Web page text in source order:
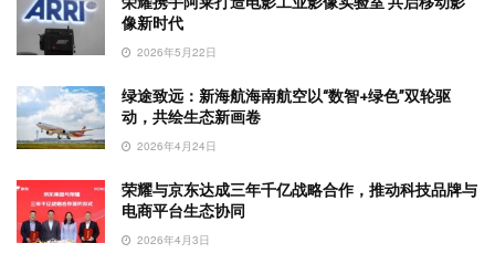
像新时代
2026年5月22日
绿途致远：新海航海南航空以“数智+绿色”双轮驱
动，共绘生态新画卷
2026年4月24日
荣耀与京东达成三年千亿战略合作，推动科技品牌与
电商平台生态协同
2026年4月3日